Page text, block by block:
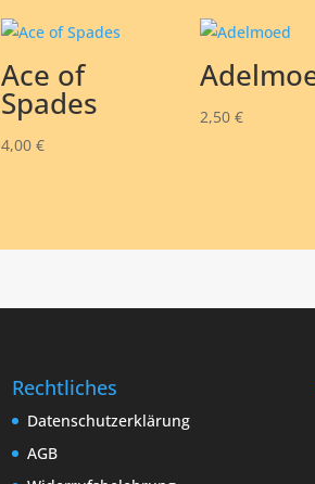
Ace of
Spades
4,00 €
2,50 €
Rechtliches
Datenschutzerklärung
AGB